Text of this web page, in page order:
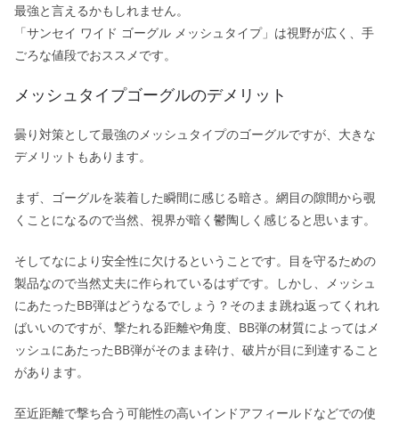
最強と言えるかもしれません。
「サンセイ ワイド ゴーグル メッシュタイプ」は視野が広く、手
ごろな値段でおススメです。
メッシュタイプゴーグルのデメリット
曇り対策として最強のメッシュタイプのゴーグルですが、大きな
デメリットもあります。
まず、ゴーグルを装着した瞬間に感じる暗さ。網目の隙間から覗
くことになるので当然、視界が暗く鬱陶しく感じると思います。
そしてなにより安全性に欠けるということです。目を守るための
製品なので当然丈夫に作られているはずです。しかし、メッシュ
にあたったBB弾はどうなるでしょう？そのまま跳ね返ってくれれ
ばいいのですが、撃たれる距離や角度、BB弾の材質によってはメ
ッシュにあたったBB弾がそのまま砕け、破片が目に到達すること
があります。
至近距離で撃ち合う可能性の高いインドアフィールドなどでの使